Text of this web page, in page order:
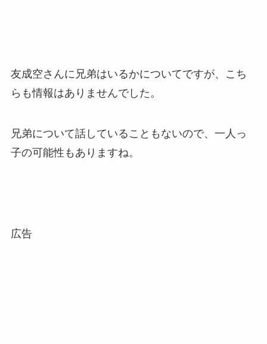
友成空さんに兄弟はいるかについてですが、こち
らも情報はありませんでした。
兄弟について話していることもないので、一人っ
子の可能性もありますね。
広告